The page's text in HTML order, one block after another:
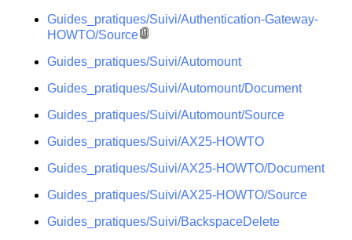
Guides_pratiques/Suivi/Authentication-Gateway-
HOWTO/Source
Guides_pratiques/Suivi/Automount
Guides_pratiques/Suivi/Automount/Document
Guides_pratiques/Suivi/Automount/Source
Guides_pratiques/Suivi/AX25-HOWTO
Guides_pratiques/Suivi/AX25-HOWTO/Document
Guides_pratiques/Suivi/AX25-HOWTO/Source
Guides_pratiques/Suivi/BackspaceDelete